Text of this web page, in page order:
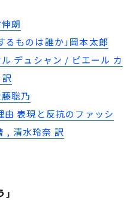
朗
ものは誰か」岡本太郎
デュシャン / ピエール カ
聡乃
由 表現と反抗のファッシ
, 清水玲奈 訳